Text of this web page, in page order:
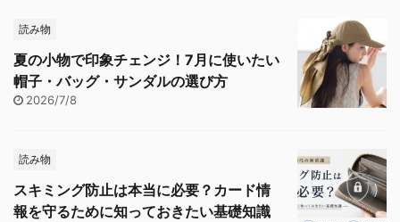
読み物
夏の小物で印象チェンジ！7月に使いたい
帽子・バッグ・サンダルの選び方
2026/7/8
読み物
スキミング防止は本当に必要？カード情
報を守るために知っておきたい基礎知識